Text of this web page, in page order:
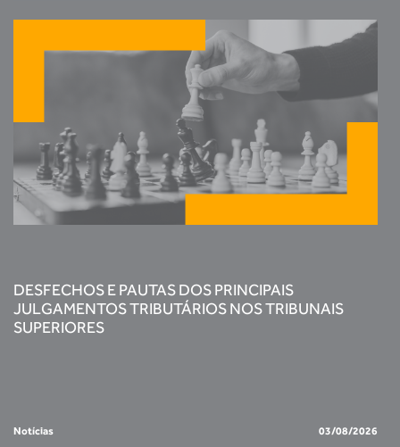
DESFECHOS E PAUTAS DOS PRINCIPAIS
JULGAMENTOS TRIBUTÁRIOS NOS TRIBUNAIS
SUPERIORES
Notícias 03/08/2026